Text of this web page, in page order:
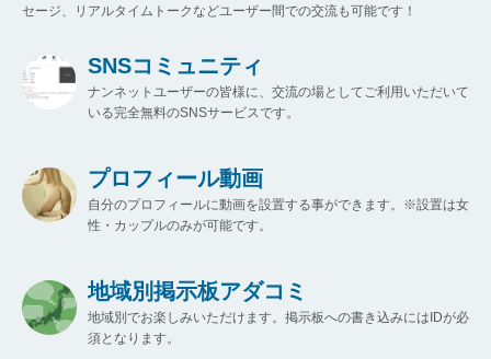
セージ、リアルタイムトークなどユーザー間での交流も可能です！
SNSコミュニティ
ナンネットユーザーの皆様に、交流の場としてご利用いただいて
いる完全無料のSNSサービスです。
プロフィール動画
自分のプロフィールに動画を設置する事ができます。※設置は女
性・カップルのみが可能です。
地域別掲示板アダコミ
地域別でお楽しみいただけます。掲示板への書き込みにはIDが必
須となります。